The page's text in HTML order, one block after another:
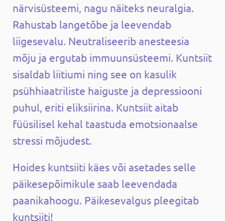
närvisüsteemi, nagu näiteks neuralgia.
Rahustab langetõbe ja leevendab
liigesevalu. Neutraliseerib anesteesia
mõju ja ergutab immuunsüsteemi. Kuntsiit
sisaldab liitiumi ning see on kasulik
psühhiaatriliste haiguste ja depressiooni
puhul, eriti eliksiirina. Kuntsiit aitab
füüsilisel kehal taastuda emotsionaalse
stressi mõjudest.
Hoides kuntsiiti käes või asetades selle
päikesepõimikule saab leevendada
paanikahoogu. Päikesevalgus pleegitab
kuntsiiti!